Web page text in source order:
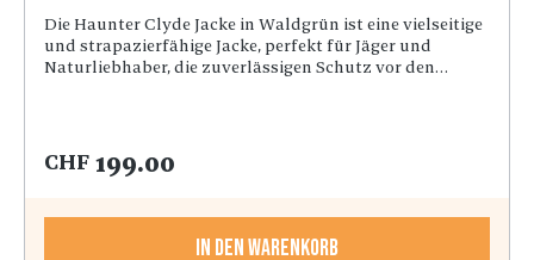
Die Haunter Clyde Jacke in Waldgrün ist eine vielseitige
und strapazierfähige Jacke, perfekt für Jäger und
Naturliebhaber, die zuverlässigen Schutz vor den
anspruchsvollen Bedingungen trocken und
komfortabel bleiben. Mit einem zeitlosen Design in
Jagd und andere Outdoor-Aktivitäten, bei denen Sie mit
der Natur verschmelzen möchten. Die Jacke ist mit
CHF 199.00
In den Warenkorb